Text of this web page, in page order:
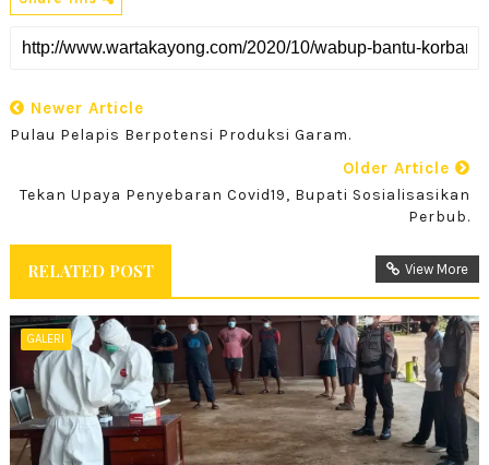
Newer Article
Pulau Pelapis Berpotensi Produksi Garam.
Older Article
Tekan Upaya Penyebaran Covid19, Bupati Sosialisasikan
Perbub.
RELATED POST View More
GALERI